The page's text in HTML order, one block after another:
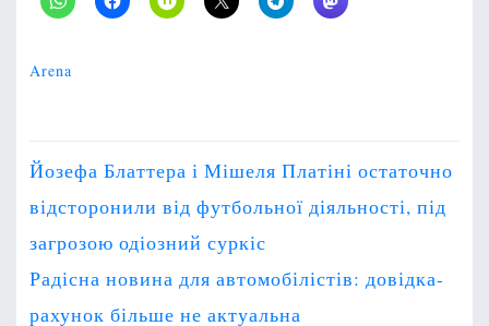
Arena
P
o
s
t
n
a
Йозефа Блаттера і Мішеля Платіні остаточно
відсторонили від футбольної діяльності, під
загрозою одіозний суркіс
Радісна новина для автомобілістів: довідка-
рахунок більше не актуальна